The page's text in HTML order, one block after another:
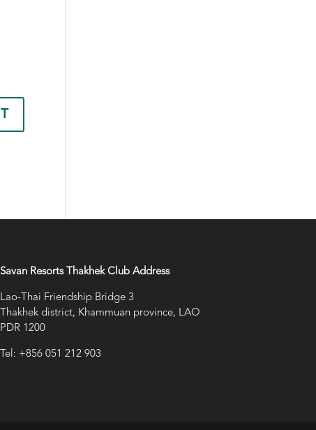
Savan Resorts Thakhek Club Address
Lao-Thai Friendship Bridge 3
Thakhek district, Khammuan province, LAO
PDR 1200
Tel: +856 051 212 903